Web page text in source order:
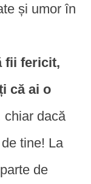
și umor în
fii fericit,
că ai o
chiar dacă
tine! La
de